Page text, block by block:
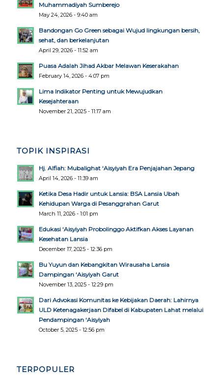
Muhammadiyah Sumberejo
May 24, 2026 - 9:40 am
Bandongan Go Green sebagai Wujud lingkungan bersih,
sehat, dan berkelanjutan
April 29, 2026 - 11:52 am
Puasa Adalah Jihad Akbar Melawan Keserakahan
February 14, 2026 - 4:07 pm
Lima Indikator Penting untuk Mewujudkan
Kesejahteraan
November 21, 2025 - 11:17 am
TOPIK INSPIRASI
Hj. Alfiah: Mubalighat ‘Aisyiyah Era Penjajahan Jepang
April 14, 2026 - 11:39 am
Ketika Desa Hadir untuk Lansia: BSA Lansia Ubah
Kehidupan Warga di Pesanggrahan Garut
March 11, 2026 - 1:01 pm
Edukasi ‘Aisyiyah Probolinggo Aktifkan Akses Layanan
Kesehatan Lansia
December 17, 2025 - 12:36 pm
Bu Yuyun dan Kebangkitan Wirausaha Lansia
Dampingan ‘Aisyiyah Garut
November 13, 2025 - 12:29 pm
Dari Advokasi Komunitas ke Kebijakan Daerah: Lahirnya
ULD Ketenagakerjaan Difabel di Kabupaten Lahat melalui
Pendampingan ‘Aisyiyah
October 5, 2025 - 12:56 pm
TERPOPULER